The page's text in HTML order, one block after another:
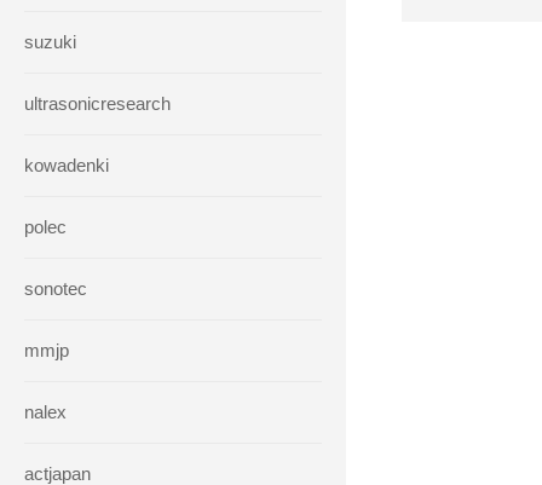
suzuki
ultrasonicresearch
kowadenki
polec
sonotec
mmjp
nalex
actjapan